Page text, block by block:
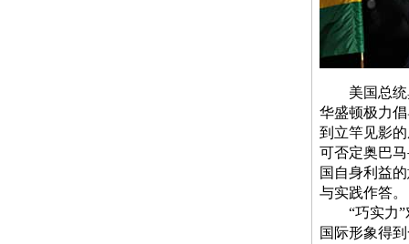
美国总统
华盛顿极力
到立竿见影
可否定奥巴
国自身利益
与实践作答。
“巧实力”
国际形象得